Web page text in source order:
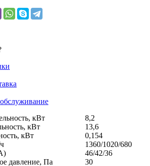
кВт
8,2
кВт
13,6
кВт
0,154
1360/1020/680
46/42/36
давление, Па
30